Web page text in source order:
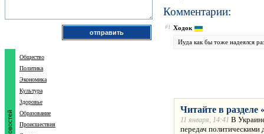
Комментарии:
#1 Ходок
Иуда как бы тоже надеялся
Читайте в разделе
11 января, 14:41 В
передач политическими
Общество
Политика
Экономика
Культура
Здоровье
Образование
Происшествия